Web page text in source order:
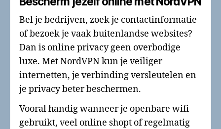
Bel je bedrijven, zoek je contactinformatie
of bezoek je vaak buitenlandse websites?
Dan is online privacy geen overbodige
luxe. Met NordVPN kun je veiliger
internetten, je verbinding versleutelen en
je privacy beter beschermen.
Vooral handig wanneer je openbare wifi
gebruikt, veel online shopt of regelmatig